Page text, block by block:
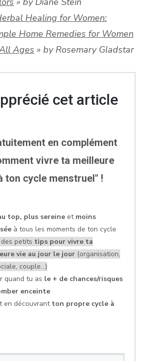
Healing for Women:
Home Remedies for Women
Ages » by Rosemary Gladstar
cet article
en complément
vivre ta meilleure
ton cycle menstruel" !
top, plus sereine et moins
à tous les moments de ton cycle
petits tips pour vivre ta
vie au jour le jour (organisation,
couple...)
quand tu as le + de chances/risques
enceinte
en découvrant ton propre cycle à